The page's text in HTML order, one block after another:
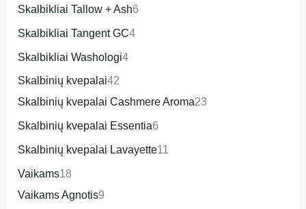
Skalbikliai Tallow + Ash6
Skalbikliai Tangent GC4
Skalbikliai Washologi4
Skalbinių kvepalai42
Skalbinių kvepalai Cashmere Aroma23
Skalbinių kvepalai Essentia6
Skalbinių kvepalai Lavayette11
Vaikams18
Vaikams Agnotis9